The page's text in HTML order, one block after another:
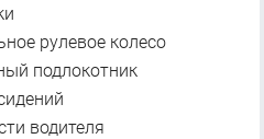
рулевое колесо
подлокотник
водителя